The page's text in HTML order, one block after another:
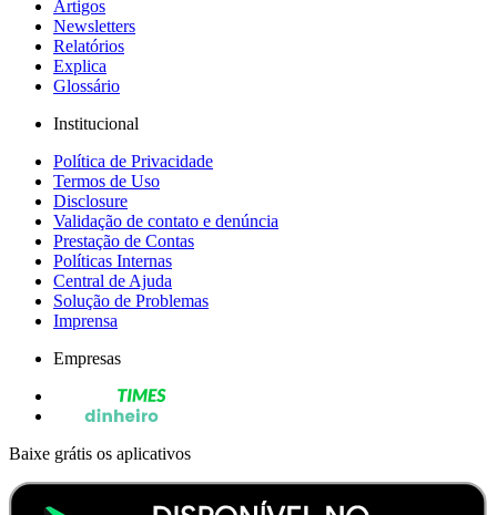
Artigos
Newsletters
Relatórios
Explica
Glossário
Institucional
Política de Privacidade
Termos de Uso
Disclosure
Validação de contato e denúncia
Prestação de Contas
Políticas Internas
Central de Ajuda
Solução de Problemas
Imprensa
Empresas
Baixe grátis os aplicativos